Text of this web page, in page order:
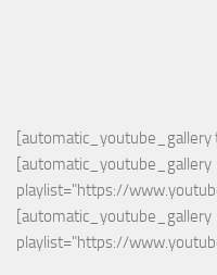
[automatic_youtube_gallery
[automatic_youtube_gallery
playlist="https://
[automatic_youtube_gallery
playlist="https://